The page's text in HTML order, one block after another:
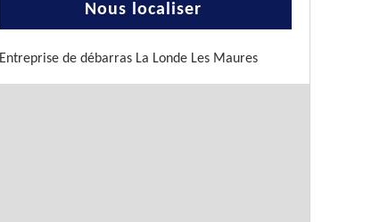
Nous localiser
Entreprise de débarras La Londe Les Maures